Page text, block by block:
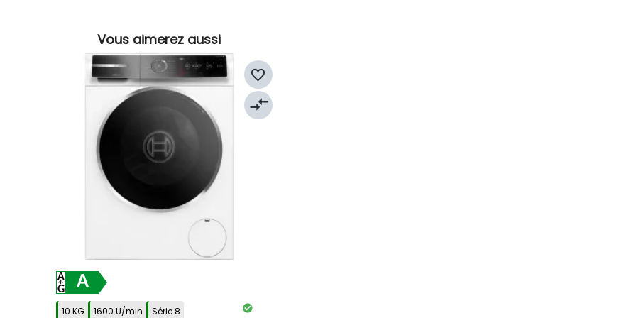
Vous aimerez aussi
A
10 KG 1600 U/min Série 8
favorite_border
compare_arrows